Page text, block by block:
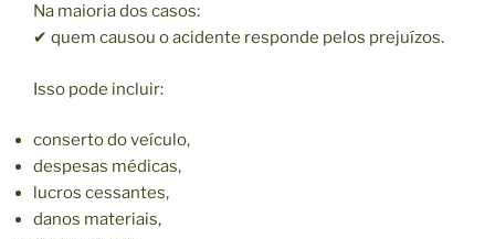
Na maioria dos casos:
✔ quem causou o acidente responde pelos prejuízos.
Isso pode incluir:
conserto do veículo,
despesas médicas,
lucros cessantes,
danos materiais,